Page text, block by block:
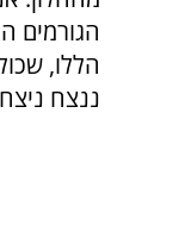
הגורמים
הללו,
ננצח